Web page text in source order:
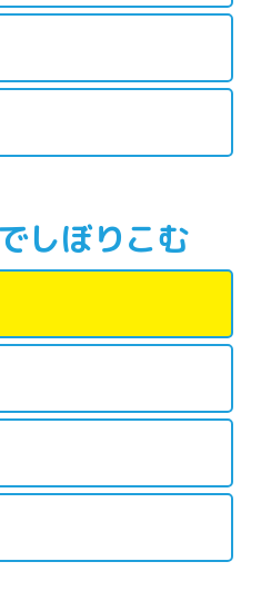
しぼりこむ